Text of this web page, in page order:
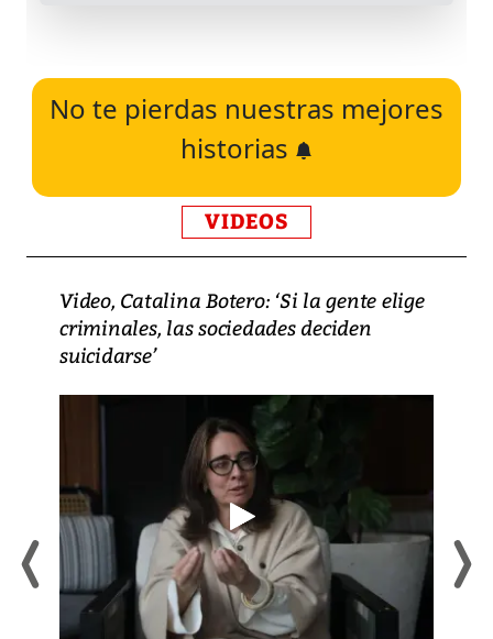
No te pierdas nuestras mejores
historias
VIDEOS
Video, Catalina Botero: ‘Si la gente elige
criminales, las sociedades deciden
suicidarse’